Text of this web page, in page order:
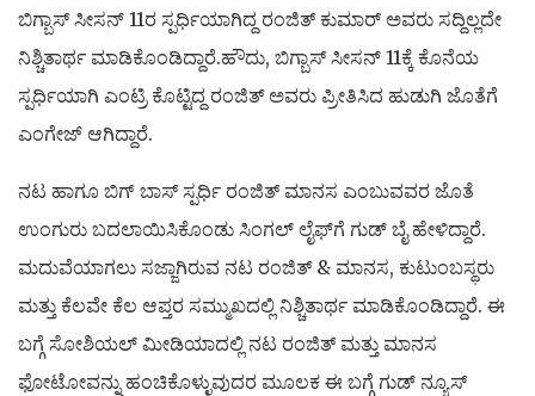
ಬಿಗ್ಬಾಸ್ ಸೀಸನ್ 11ರ ಸ್ಪರ್ಧಿಯಾಗಿದ್ದ ರಂಜಿತ್ ಕುಮಾರ್ ಅವರು ಸದ್ದಿಲ್ಲದೇ
ನಿಶ್ಚಿತಾರ್ಥ ಮಾಡಿಕೊಂಡಿದ್ದಾರೆ.ಹೌದು, ಬಿಗ್ಬಾಸ್ ಸೀಸನ್ 11ಕ್ಕೆ ಕೊನೆಯ
ಸ್ಪರ್ಧಿಯಾಗಿ ಎಂಟ್ರಿ ಕೊಟ್ಟಿದ್ದ ರಂಜಿತ್ ಅವರು ಪ್ರೀತಿಸಿದ ಹುಡುಗಿ ಜೊತೆಗೆ
ಎಂಗೇಜ್ ಆಗಿದ್ದಾರೆ.
ನಟ ಹಾಗೂ ಬಿಗ್‌ ಬಾಸ್‌ ಸ್ಪರ್ಧಿ ರಂಜಿತ್‌ ಮಾನಸ ಎಂಬುವವರ ಜೊತೆ
ಉಂಗುರು ಬದಲಾಯಿಸಿಕೊಂಡು ಸಿಂಗಲ್‌ ಲೈಫ್‌ಗೆ ಗುಡ್‌ ಬೈ ಹೇಳಿದ್ದಾರೆ.
ಮದುವೆಯಾಗಲು ಸಜ್ಜಾಗಿರುವ ನಟ ರಂಜಿತ್‌ & ಮಾನಸ, ಕುಟುಂಬಸ್ಥರು
ಮತ್ತು ಕೆಲವೇ ಕೆಲ ಆಪ್ತರ ಸಮ್ಮುಖದಲ್ಲಿ ನಿಶ್ಚಿತಾರ್ಥ ಮಾಡಿಕೊಂಡಿದ್ದಾರೆ. ಈ
ಬಗ್ಗೆ ಸೋಶಿಯಲ್‌ ಮೀಡಿಯಾದಲ್ಲಿ ನಟ ರಂಜಿತ್‌ ಮತ್ತು ಮಾನಸ
ಫೋಟೋವನ್ನು ಹಂಚಿಕೊಳ್ಳುವುದರ ಮೂಲಕ ಈ ಬಗ್ಗೆ ಗುಡ್‌ ನ್ಯೂಸ್‌